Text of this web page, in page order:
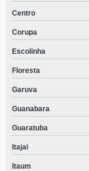
Centro
Corupa
Escolinha
Floresta
Garuva
Guanabara
Guaratuba
Itajai
Itaum